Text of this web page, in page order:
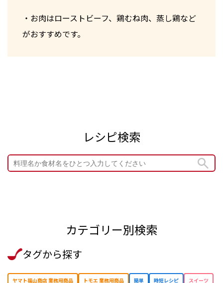
・お肉はローストビーフ、鶏むね肉、蒸し鶏など
がおすすめです。
レシピ検索
カテゴリー別検索
タグから探す
ヤマト福山商店 業務用商品 トモエ 業務用商品 簡単 時短レシピ
スイーツ